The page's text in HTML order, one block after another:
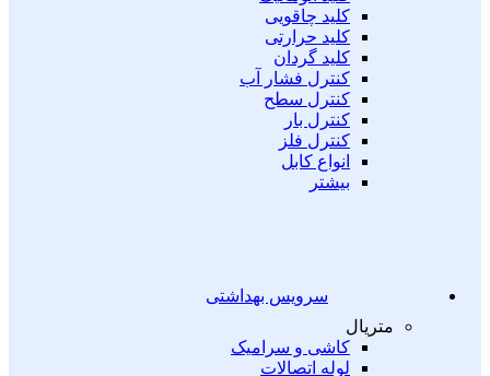
کلید چاقویی
کلید حرارتی
کلید گردان
کنترل فشار آب
کنترل سطح
کنترل بار
کنترل فلز
انواع کابل
بیشتر
سرویس بهداشتی
متریال
کاشی و سرامیک
لوله اتصالات